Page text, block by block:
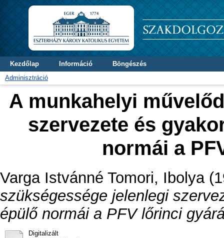
Kezdőlap Információ
Böngészés
Adminisztráció
A munkahelyi
szervezete és
normái a
Varga Istvánné Tomori, Ibolya
szükségessége jelenlegi
épülő normái a PFV lőrinci
Digitalizált